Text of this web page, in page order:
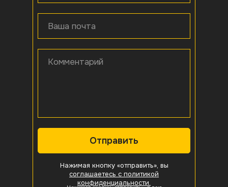
Ваша почта
Комментарий
Отправить
Нажимая кнопку «отправить», вы
соглашаетесь с политикой
конфиденциальности.